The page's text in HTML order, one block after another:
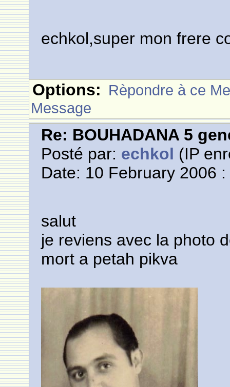
echkol,super mon frere
Options: Rèpondre à ce
Message
Re: BOUHADANA 5
Posté par: echkol (IP
Date: 10 February 2006
salut
je reviens avec la photo
mort a petah pikva